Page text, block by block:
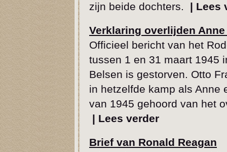
zijn beide dochters.
| Lees
Verklaring overlijden
Officieel bericht van het
tussen 1 en 31 maart 1945
Belsen is gestorven. Otto
in hetzelfde kamp als Anne
van 1945 gehoord van het
| Lees verder
Brief van Ronald Reagan